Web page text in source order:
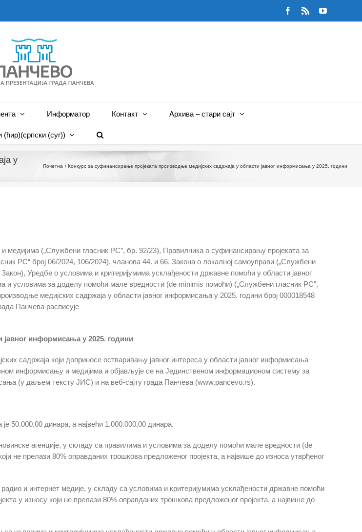
Facebook
Rss YouTube
Информатор Контакт Архива – стари сајт
(ћир)(српски (cyr))
у
Почетна Конкурс за суфинансирање пројеката производње медијских садржаја у области јавног информисања у 2025. години
(„Службени гласник РС”, бр. 92/23), Правилника о суфинансирању пројеката за
РС“ број 06/2024, 106/2024), чланова 44. и 66. Закона о локалној самоуправи („Службени
Уредбе о условима и критеријумима усклађености државне помоћи у области јавног
условима за доделу помоћи мале вредности (de minimis помоћи) („Службени гласник РС”,
медијских садржаја у области јавног информисања у 2025. години број 000018548
Панчева расписуjе
јавног информисања у 2025. години
садржаја који доприносе остваривању јавног интереса у области јавног информисања
информисању и медијима и објављује се на Јединственом информационом систему за
(у даљем тексту ЈИС) и на веб-сајту града Панчева (www.pancevo.rs).
50.000,00 динара, а највећи 1.000.000,00 динара.
агенције, у складу са правилима и условима за доделу помоћи мале вредности (de
не прелази 80% оправданих трошкова предложеног пројекта, а највише до износа утврђеног
и интернет медије, у складу са условима и критеријумима усклађености државне помоћи
у износу који не прелази 80% оправданих трошкова предложеног пројекта, а највише до